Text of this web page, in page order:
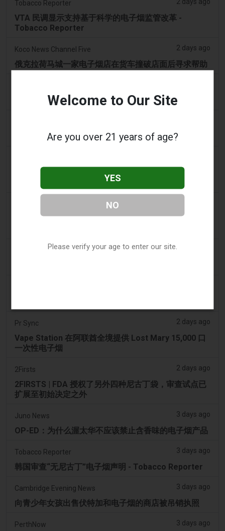
Tobacco Reporter
VTA 民调显示支持基于科学的电子烟监管改革 -
Tobacco Reporter
Koco News Channel Five 2 days ago
俄克拉荷马城一家电子烟店在货车撞破店面后寻求帮助
PAX全新Aurora Burst Vape附赠4,000美元冒险大奖
想携带电子烟出国的旅客收到旅行警示
大多数航空公司“禁止”放入托运行李的常见物品的“最安
2FIRSTS | 2000 万美元、永久禁令及分销商管控：
2 days ago
Pr Sync 2 days ago
Vape Station 在阿联酋全境提供 Lost Mary 15,000 口
一次性电子烟
2Firsts 2 days ago
2FIRSTS | FDA 授权了另外四种尼古丁袋，审查试点已
扩展至初始决定之外
Juno News 3 days ago
OP-ED：为什么渥太华不应该禁止含香味的电子烟产品
Tobacco Reporter 3 days ago
韩国审查“无尼古丁”电子烟声明 - Tobacco Reporter
Cambridge Evening News 3 days ago
向青少年女孩出售伏特加和电子烟的商店被吊销执照
PerthNow 3 days ago
Welcome to Our Site
Are you over 21 years of age?
YES
NO
Please verify your age to enter our site.